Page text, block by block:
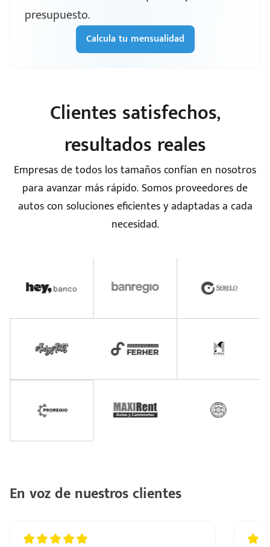
presupuesto.
Calcula tu mensualidad
Clientes satisfechos,
resultados reales
Empresas de todos los tamaños confían en nosotros
para avanzar más rápido. Somos proveedores de
autos con soluciones eficientes y adaptadas a cada
necesidad.
En voz de nuestros clientes